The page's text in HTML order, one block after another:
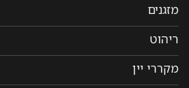
מזגנים
ריהוט
מקררי יין